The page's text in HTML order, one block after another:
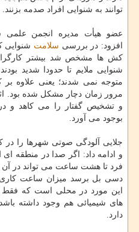
توانند به شنوایی افراد صدمه بزنند.
عضو هیأت مدیره انجمن علمی
افزود: در بررسی سلامت شنوایی
كش ها مشخص شد بیشتر
شنوایی ملایم تا حدودا شدید
متوجه نمی شدند؛ یعنی علاوه
مرور زمان دچار مشكل شده بود.
و تشخیص گفتار را می كاهد و در
بوجود می آورد.
جلایی آلودگی صوتی شهرها را در
دسی بل برسد میزان ساعت كاری
این مورد در محلی است كه فقط
دارد.